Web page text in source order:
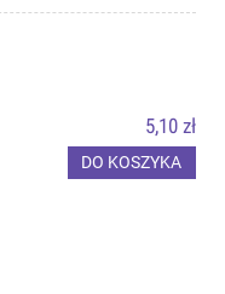
5,10 zł
DO KOSZYKA